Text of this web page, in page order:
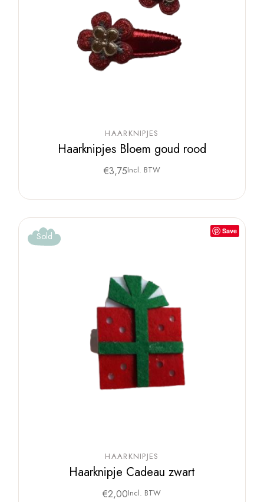
HAARKNIPJES
Haarknipjes Bloem goud rood
€3,75Incl. BTW
Save
Sold
HAARKNIPJES
Haarknipje Cadeau zwart
€2,00Incl. BTW